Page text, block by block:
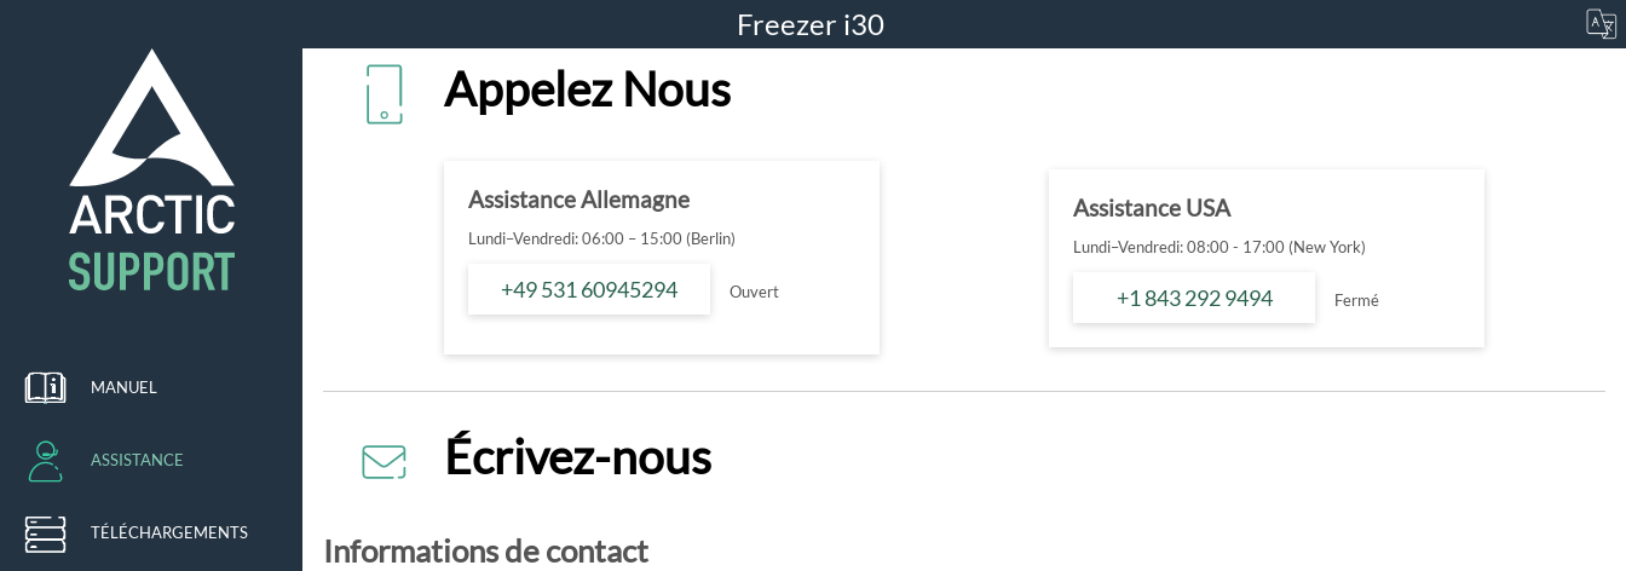
Freezer i30
MANUEL
ASSISTANCE
TÉLÉCHARGEMENTS
Appelez Nous
Assistance Allemagne
Lundi–Vendredi: 06:00 – 15:00 (Berlin)
+49 531 60945294 Ouvert
Assistance USA
Lundi–Vendredi: 08:00 - 17:00 (New York)
+1 843 292 9494 Fermé
Écrivez-nous
Informations de contact